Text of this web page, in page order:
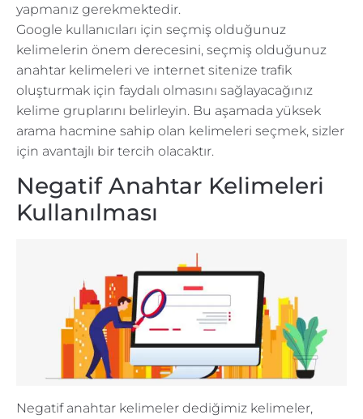
yapmanız gerekmektedir.
Google kullanıcıları için seçmiş olduğunuz
kelimelerin önem derecesini, seçmiş olduğunuz
anahtar kelimeleri ve internet sitenize trafik
oluşturmak için faydalı olmasını sağlayacağınız
kelime gruplarını belirleyin. Bu aşamada yüksek
arama hacmine sahip olan kelimeleri seçmek, sizler
için avantajlı bir tercih olacaktır.
Negatif Anahtar Kelimeleri
Kullanılması
Negatif anahtar kelimeler dediğimiz kelimeler,